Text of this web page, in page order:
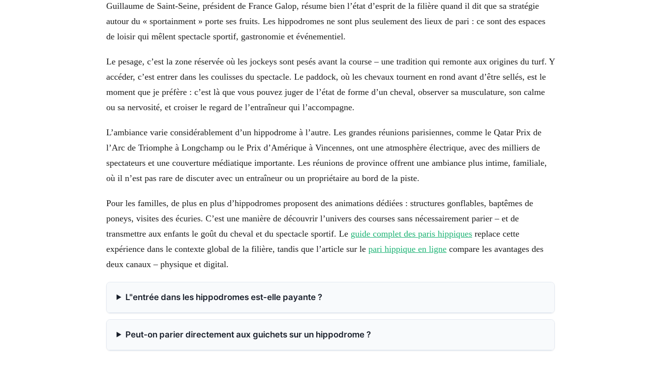
Guillaume de Saint-Seine, président de France Galop, résume bien l’état d’esprit de la filière quand il dit que sa stratégie
autour du « sportainment » porte ses fruits. Les hippodromes ne sont plus seulement des lieux de pari : ce sont des espaces
de loisir qui mêlent spectacle sportif, gastronomie et événementiel.
Le pesage, c’est la zone réservée où les jockeys sont pesés avant la course – une tradition qui remonte aux origines du turf. Y
accéder, c’est entrer dans les coulisses du spectacle. Le paddock, où les chevaux tournent en rond avant d’être sellés, est le
moment que je préfère : c’est là que vous pouvez juger de l’état de forme d’un cheval, observer sa musculature, son calme
ou sa nervosité, et croiser le regard de l’entraîneur qui l’accompagne.
L’ambiance varie considérablement d’un hippodrome à l’autre. Les grandes réunions parisiennes, comme le Qatar Prix de
l’Arc de Triomphe à Longchamp ou le Prix d’Amérique à Vincennes, ont une atmosphère électrique, avec des milliers de
spectateurs et une couverture médiatique importante. Les réunions de province offrent une ambiance plus intime, familiale,
où il n’est pas rare de discuter avec un entraîneur ou un propriétaire au bord de la piste.
Pour les familles, de plus en plus d’hippodromes proposent des animations dédiées : structures gonflables, baptêmes de
poneys, visites des écuries. C’est une manière de découvrir l’univers des courses sans nécessairement parier – et de
transmettre aux enfants le goût du cheval et du spectacle sportif. Le guide complet des paris hippiques replace cette
expérience dans le contexte global de la filière, tandis que l’article sur le pari hippique en ligne compare les avantages des
deux canaux – physique et digital.
L"entrée dans les hippodromes est-elle payante ?
Peut-on parier directement aux guichets sur un hippodrome ?